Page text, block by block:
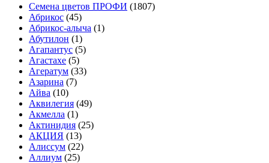
Cемена цветов ПРОФИ (1807)
Абрикос (45)
Абрикос-алыча (1)
Абутилон (1)
Агапантус (5)
Агастахе (5)
Агератум (33)
Азарина (7)
Айва (10)
Аквилегия (49)
Акмелла (1)
Актинидия (25)
АКЦИЯ (13)
Алиссум (22)
Аллиум (25)